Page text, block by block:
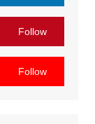
Follow
Follow